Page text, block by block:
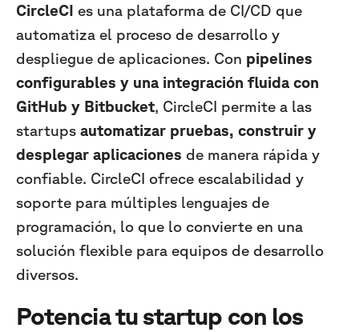
CircleCI es una plataforma de CI/CD que
automatiza el proceso de desarrollo y
despliegue de aplicaciones. Con pipelines
configurables y una integración fluida con
GitHub y Bitbucket, CircleCI permite a las
startups automatizar pruebas, construir y
desplegar aplicaciones de manera rápida y
confiable. CircleCI ofrece escalabilidad y
soporte para múltiples lenguajes de
programación, lo que lo convierte en una
solución flexible para equipos de desarrollo
diversos.
Potencia tu startup con los